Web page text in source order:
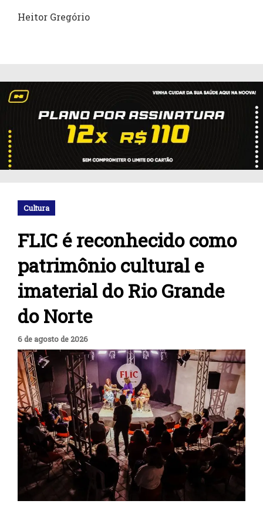
Heitor Gregório
Cultura
FLIC é reconhecido como
patrimônio cultural e
imaterial do Rio Grande
do Norte
6 de agosto de 2026